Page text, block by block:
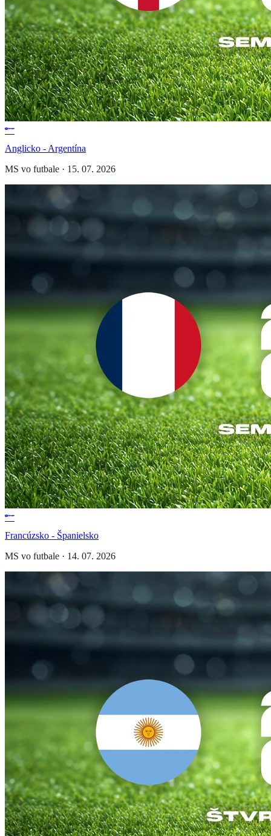
Anglicko - Argentína
MS vo futbale · 15. 07. 2026
Francúzsko - Španielsko
MS vo futbale · 14. 07. 2026